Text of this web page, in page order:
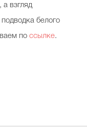
взгляд
белого
по ссылке.